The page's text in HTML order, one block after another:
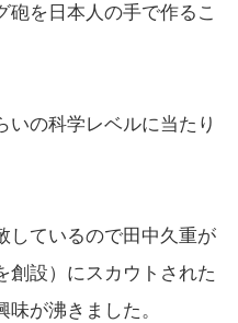
砲を日本人の手で作るこ
いの科学レベルに当たり
しているので田中久重が
創設）にスカウトされた
が沸きました。